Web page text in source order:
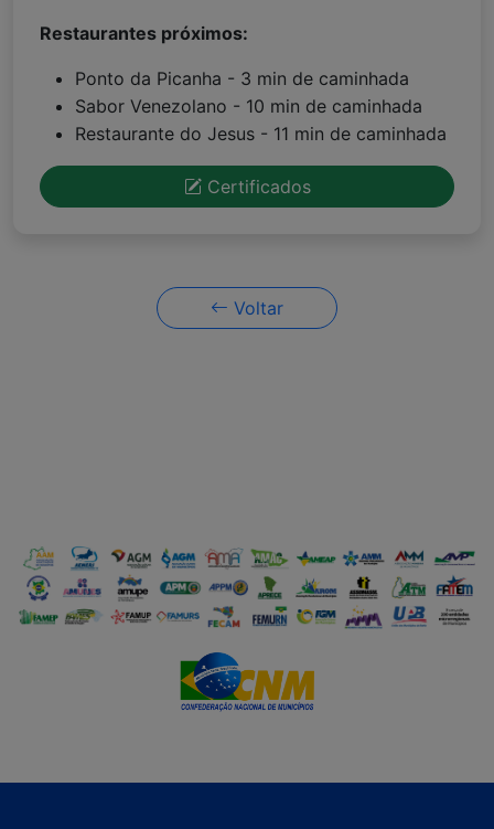
Restaurantes próximos:
Ponto da Picanha - 3 min de caminhada
Sabor Venezolano - 10 min de caminhada
Restaurante do Jesus - 11 min de caminhada
Certificados
Voltar